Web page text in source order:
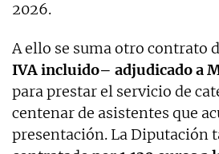
2026.
A ello se suma otro contrato
IVA incluido– adjudicado a
para prestar el servicio de
centenar de asistentes que
presentación. La Diputación